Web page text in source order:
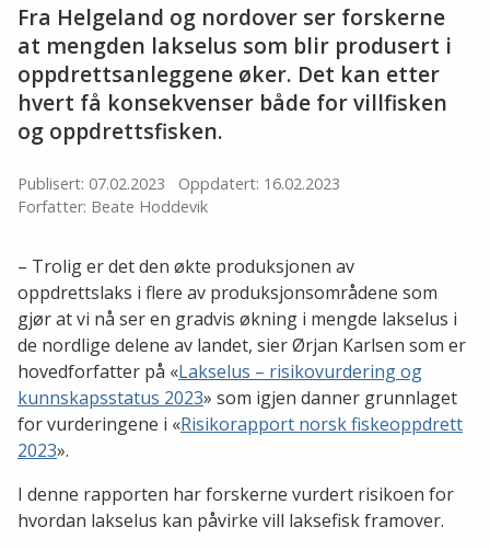
Fra Helgeland og nordover ser forskerne
at mengden lakselus som blir produsert i
oppdrettsanleggene øker. Det kan etter
hvert få konsekvenser både for villfisken
og oppdrettsfisken.
Publisert: 07.02.2023
Oppdatert: 16.02.2023
Forfatter: Beate Hoddevik
– Trolig er det den økte produksjonen av
oppdrettslaks i flere av produksjonsområdene som
gjør at vi nå ser en gradvis økning i mengde lakselus i
de nordlige delene av landet, sier Ørjan Karlsen som er
hovedforfatter på «Lakselus – risikovurdering og
kunnskapsstatus 2023» som igjen danner grunnlaget
for vurderingene i «Risikorapport norsk fiskeoppdrett
2023».
I denne rapporten har forskerne vurdert risikoen for
hvordan lakselus kan påvirke vill laksefisk framover.